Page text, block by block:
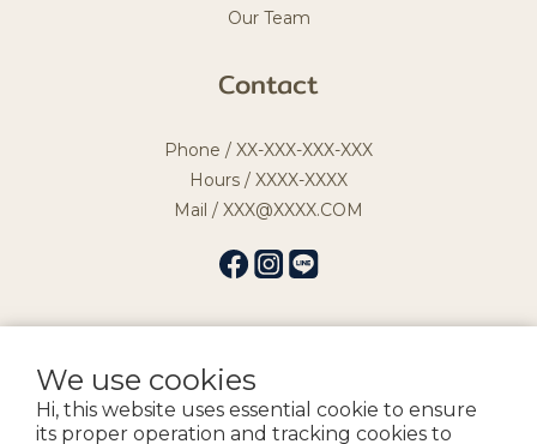
We use cookies
Hi, this website uses essential cookie to ensure
its proper operation and tracking cookies to
Our Team
Contact
Phone / XX-XXX-XXX-XXX
Hours / XXXX-XXXX
Mail / XXX@XXXX.COM
提醒您，我們不會以電話或簡訊方式通知變更付款方式。